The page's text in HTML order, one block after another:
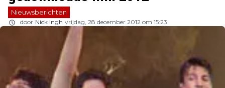
Nieuwsberichten
door Nick Ingh vrijdag, 28 december 2012 om 15:23